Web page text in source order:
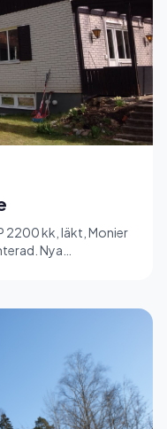
2200 kk, läkt, Monier
Nya